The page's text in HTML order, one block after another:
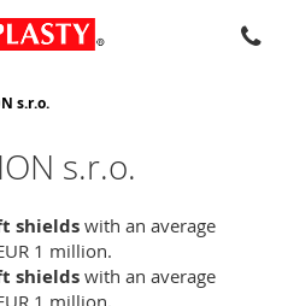
s.r.o.
s.r.o.
shields with an average
1 million.
shields with an average
1 million.